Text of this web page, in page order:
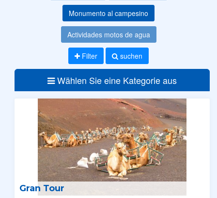
Monumento al campesino
Actividades motos de agua
Filter suchen
Wählen Sie eine Kategorie aus
Gran Tour